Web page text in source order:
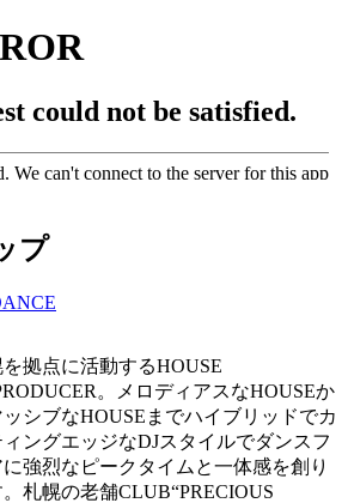
プ
拠点に活動するHOUSE
。メロディアスなHOUSEか
ッシブなHOUSEまでハイブリッドでカ
ィングエッジなDJスタイルでダンスフ
に強烈なピークタイムと一体感を創り
札幌の老舗CLUB“PRECIOUS